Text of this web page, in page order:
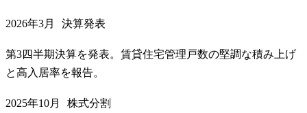
2026年3月 決算発表
第3四半期決算を発表。賃貸住宅管理戸数の堅調な積み上げ
と高入居率を報告。
2025年10月 株式分割